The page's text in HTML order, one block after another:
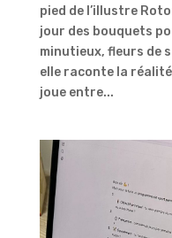
pied de l’illustre
jour des bouquets
minutieux, fleurs de
elle raconte la
joue entre...